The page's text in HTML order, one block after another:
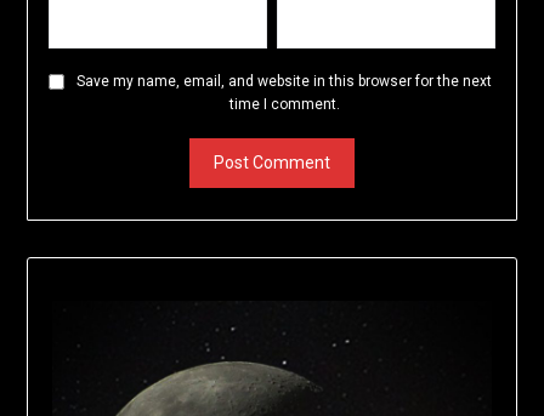
Save my name, email, and website in this browser for the next
time I comment.